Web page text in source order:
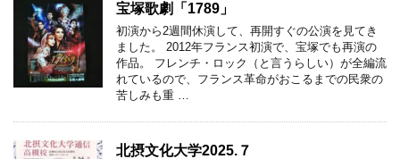
宝塚歌劇「1789」
初演から2週間休演して、再開すぐの公演を見てき
ました。 2012年フランス初演で、宝塚でも再演の
作品。 フレンチ・ロック（と言うらしい）が全編流
れているので、フランス革命がおこるまでの民衆の
苦しみも重 …
北摂文化大学2025.７